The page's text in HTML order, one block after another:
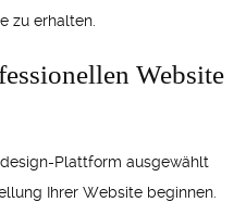
zu erhalten.
Website
Plattform ausgewählt
Ihrer Website beginnen.